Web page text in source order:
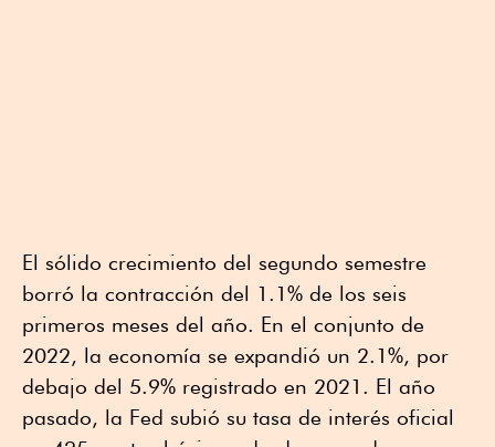
El sólido crecimiento del segundo semestre
borró la contracción del 1.1% de los seis
primeros meses del año. En el conjunto de
2022, la economía se expandió un 2.1%, por
debajo del 5.9% registrado en 2021. El año
pasado, la Fed subió su tasa de interés oficial